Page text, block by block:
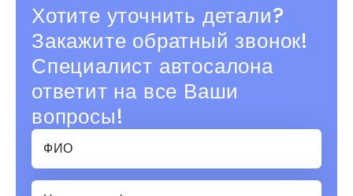
Хотите уточнить детали?
Закажите обратный звонок!
Специалист автосалона
ответит на все Ваши
вопросы!